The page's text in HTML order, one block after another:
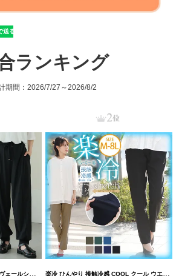
ランキング
期間：2026/7/27～2026/8/2
サイズの通販ならハッピーマリリン 楽冷 ひんやり 接触冷感 COOL クール ウエストゴム 楽ちん ストレッチ 美脚 レギパン 【ストレッチ】 | 大きいサイズの通販ならハッピーマリリン